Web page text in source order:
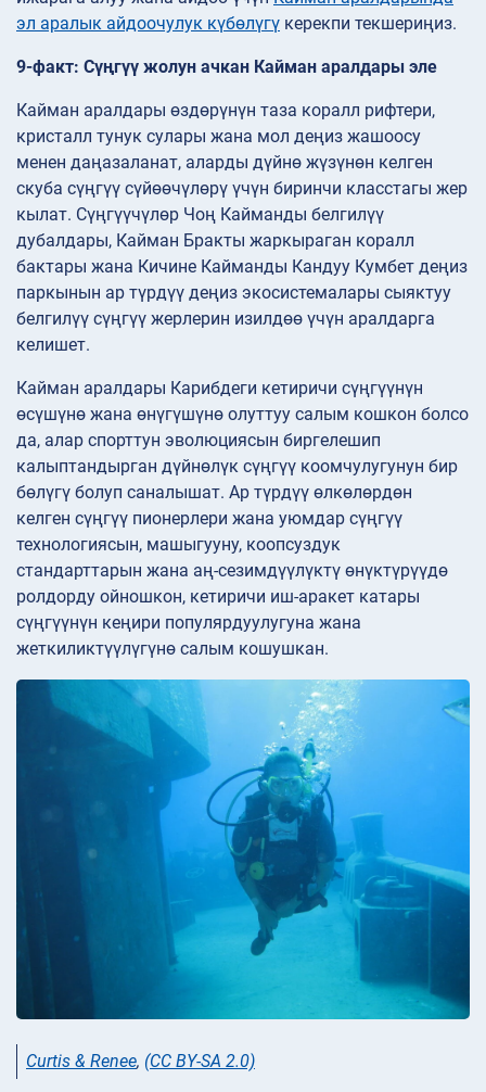
эл аралык айдоочулук күбөлүгү керекпи текшериңиз.
9-факт: Сүңгүү жолун ачкан Кайман аралдары эле
Кайман аралдары өздөрүнүн таза коралл рифтери,
кристалл тунук сулары жана мол деңиз жашоосу
менен даңазаланат, аларды дүйнө жүзүнөн келген
скуба сүңгүү сүйөөчүлөрү үчүн биринчи класстагы жер
кылат. Сүңгүүчүлөр Чоң Кайманды белгилүү
дубалдары, Кайман Бракты жаркыраган коралл
бактары жана Кичине Кайманды Кандуу Кумбет деңиз
паркынын ар түрдүү деңиз экосистемалары сыяктуу
белгилүү сүңгүү жерлерин изилдөө үчүн аралдарга
келишет.
Кайман аралдары Карибдеги кетиричи сүңгүүнүн
өсүшүнө жана өнүгүшүнө олуттуу салым кошкон болсо
да, алар спорттун эволюциясын биргелешип
калыптандырган дүйнөлүк сүңгүү коомчулугунун бир
бөлүгү болуп саналышат. Ар түрдүү өлкөлөрдөн
келген сүңгүү пионерлери жана уюмдар сүңгүү
технологиясын, машыгууну, коопсуздук
стандарттарын жана аң-сезимдүүлүктү өнүктүрүүдө
ролдорду ойношкон, кетиричи иш-аракет катары
сүңгүүнүн кеңири популярдуулугуна жана
жеткиликтүүлүгүнө салым кошушкан.
Curtis & Renee, (CC BY-SA 2.0)